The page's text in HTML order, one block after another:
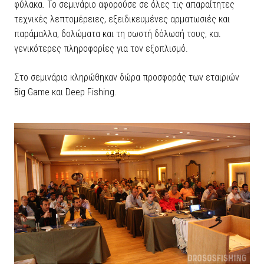
φύλακα. Το σεμινάριο αφορούσε σε όλες τις απαραίτητες
τεχνικές λεπτομέρειες, εξειδικευμένες αρματωσιές και
παράμαλλα, δολώματα και τη σωστή δόλωσή τους, και
γενικότερες πληροφορίες για τον εξοπλισμό.
Στο σεμινάριο κληρώθηκαν δώρα προσφοράς των εταιριών
Big Game και Deep Fishing.